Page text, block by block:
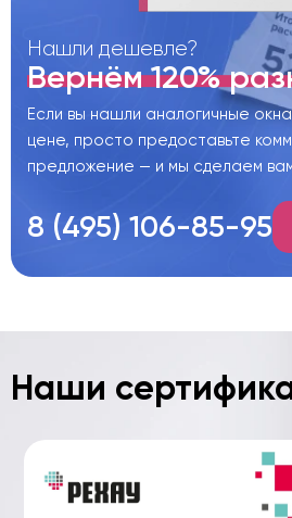
Нашли дешевле?
Вернём 120%
Если вы нашли аналогичные
цене, просто предоставьте
предложение — и мы сделаем
8 (495) 106-85-95
Наши